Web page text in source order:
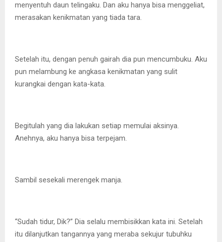
menyentuh daun telingaku. Dan aku hanya bisa menggeliat,
merasakan kenikmatan yang tiada tara.
Setelah itu, dengan penuh gairah dia pun mencumbuku. Aku
pun melambung ke angkasa kenikmatan yang sulit
kurangkai dengan kata-kata.
Begitulah yang dia lakukan setiap memulai aksinya.
Anehnya, aku hanya bisa terpejam.
Sambil sesekali merengek manja.
“Sudah tidur, Dik?” Dia selalu membisikkan kata ini. Setelah
itu dilanjutkan tangannya yang meraba sekujur tubuhku